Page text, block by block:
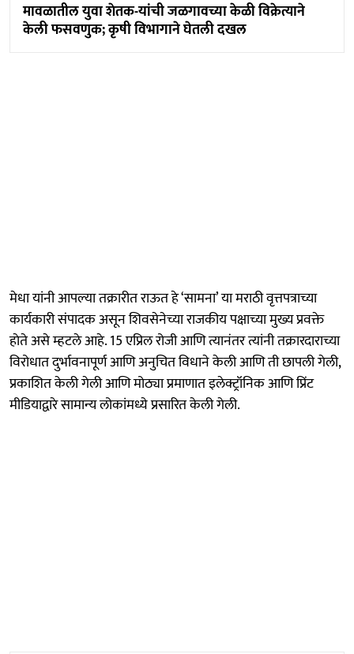
मावळातील युवा शेतक-यांची जळगावच्या केळी विक्रेत्याने
केली फसवणुक; कृषी विभागाने घेतली दखल
मेधा यांनी आपल्या तक्रारीत राऊत हे ‘सामना’ या मराठी वृत्तपत्राच्या
कार्यकारी संपादक असून शिवसेनेच्या राजकीय पक्षाच्या मुख्य प्रवक्ते
हाेते असे म्हटले आहे. 15 एप्रिल रोजी आणि त्यानंतर त्यांनी तक्रारदाराच्या
विरोधात दुर्भावनापूर्ण आणि अनुचित विधाने केली आणि ती छापली गेली,
प्रकाशित केली गेली आणि मोठ्या प्रमाणात इलेक्ट्रॉनिक आणि प्रिंट
मीडियाद्वारे सामान्य लोकांमध्ये प्रसारित केली गेली.